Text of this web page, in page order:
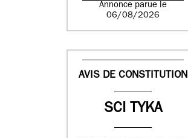
Annonce parue le
06/08/2026
AVIS DE CONSTITUTION
SCI TYKA